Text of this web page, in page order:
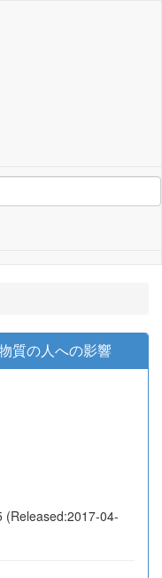
質の人への影響
04-